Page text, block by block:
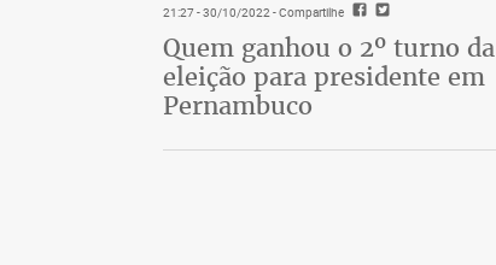
21:27 - 30/10/2022- Compartilhe
Quem ganhou o 2º turno da
eleição para presidente em
Pernambuco